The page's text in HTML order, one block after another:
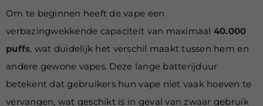
Om te beginnen heeft de vape een
verbazingwekkende capaciteit van maximaal 40.000
puffs, wat duidelijk het verschil maakt tussen hem en
andere gewone vapes. Deze lange batterijduur
betekent dat gebruikers hun vape niet vaak hoeven te
vervangen, wat geschikt is in geval van zwaar gebruik